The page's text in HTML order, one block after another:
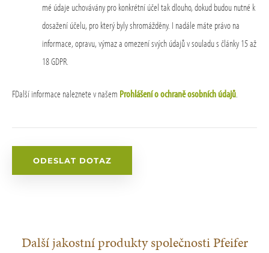
mé údaje uchovávány pro konkrétní účel tak dlouho, dokud budou nutné k
dosažení účelu, pro který byly shromážděny. I nadále máte právo na
informace, opravu, výmaz a omezení svých údajů v souladu s články 15 až
18 GDPR.
FDalší informace naleznete v našem Prohlášení o ochraně osobních údajů
Další jakostní produkty společnosti Pfeifer